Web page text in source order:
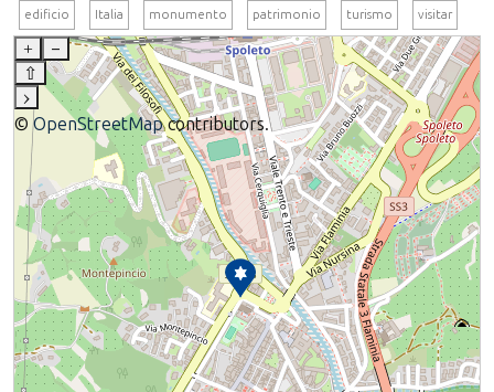
edificio Italia monumento patrimonio turismo visitar
+
–
⇧
›
©OpenStreetMapcontributors.